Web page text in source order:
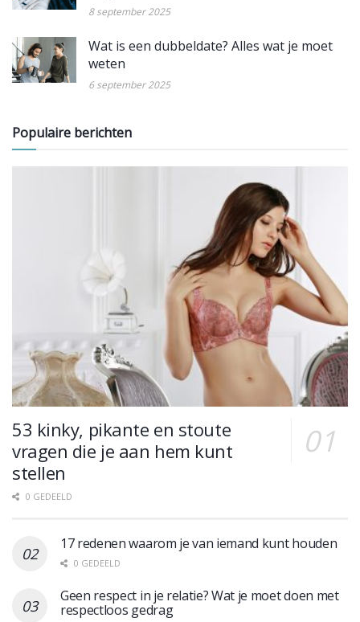
8 september 2025
Wat is een dubbeldate? Alles wat je moet
weten
6 september 2025
Populaire berichten
53 kinky, pikante en stoute
vragen die je aan hem kunt
stellen
0 GEDEELD
17 redenen waarom je van iemand kunt houden
0 GEDEELD
Geen respect in je relatie? Wat je moet doen met
respectloos gedrag